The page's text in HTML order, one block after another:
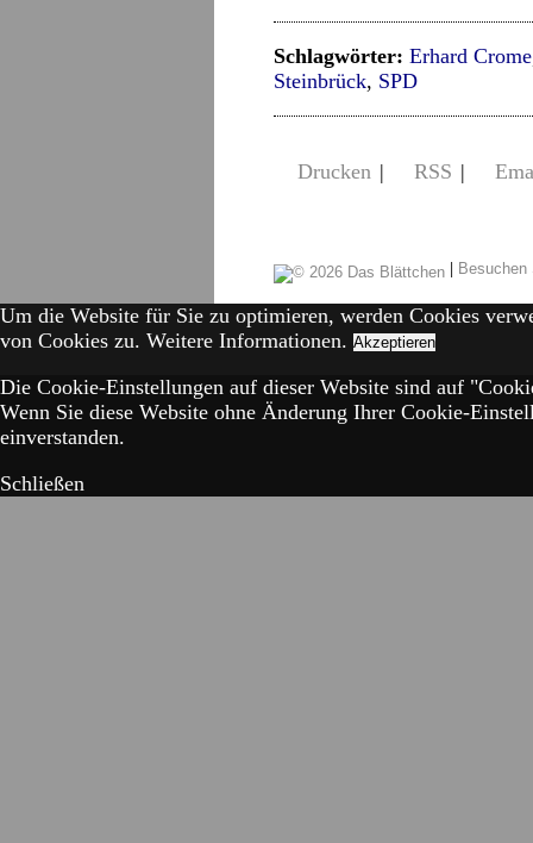
Schlagwörter: Erhard Crome
Steinbrück, SPD
Drucken | RSS |
|
Um die Website für Sie zu optimieren, werden Cookies
von Cookies zu. Weitere Informationen. Akzeptieren
Die Cookie-Einstellungen auf dieser Website sind auf
Wenn Sie diese Website ohne Änderung Ihrer Cookie-
einverstanden.
Schließen